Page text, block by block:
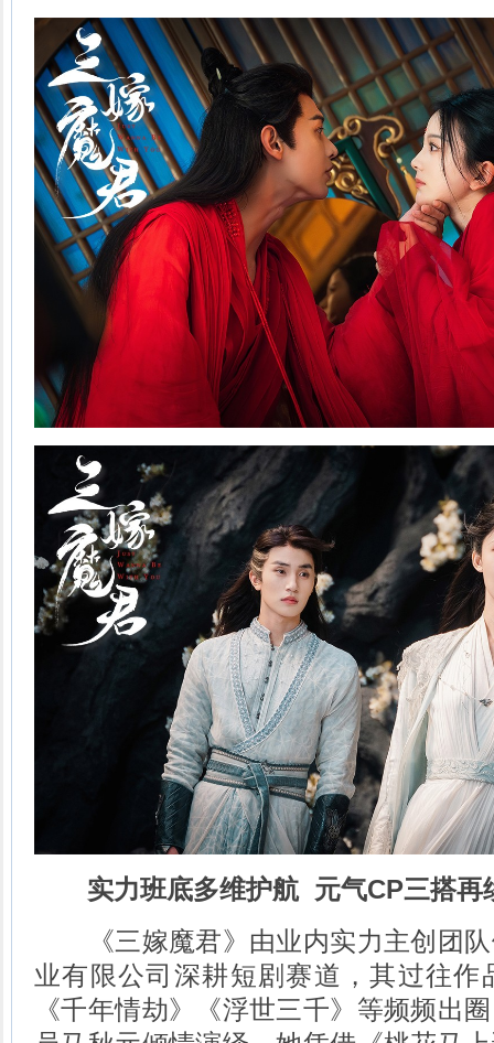
实力班底多维护航 元气CP三搭再
《三嫁魔君》由业内实力主创团队
业有限公司深耕短剧赛道，其过往作
《千年情劫》《浮世三千》等频频出